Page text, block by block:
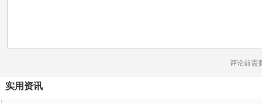
评论前需
实用资讯